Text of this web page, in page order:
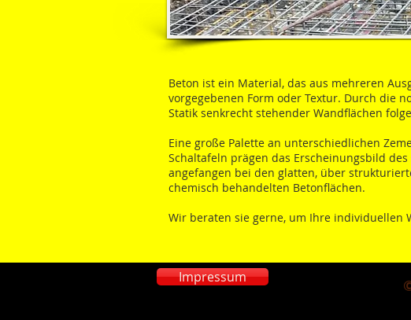
Beton ist ein Material, das aus mehreren
vorgegebenen Form oder Textur. Durch die
Statik senkrecht stehender Wandflächen
Eine große Palette an unterschiedlichen
Schaltafeln prägen das Erscheinungsbild
angefangen bei den glatten, über
chemisch behandelten Betonflächen.
Wir beraten sie gerne, um Ihre individuellen
Impressum